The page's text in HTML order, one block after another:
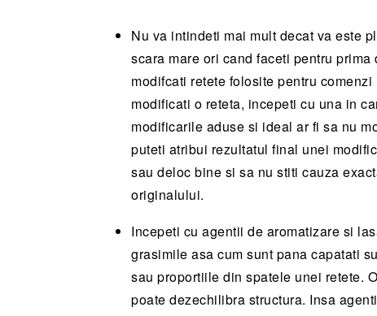
Nu va intindeti mai mult decat va este
scara mare ori cand faceti pentru
modifcati retete folosite pentru
modificati o reteta, incepeti cu una in
modificarile aduse si ideal ar fi sa nu
puteti atribui rezultatul final unei
sau deloc bine si sa nu stiti cauza
originalului.
Incepeti cu agentii de aromatizare si
grasimile asa cum sunt pana capatati
sau proportiile din spatele unei retete.
poate dezechilibra structura. Insa